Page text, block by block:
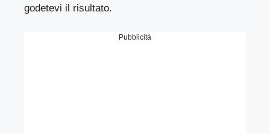
godetevi il risultato.
Pubblicità